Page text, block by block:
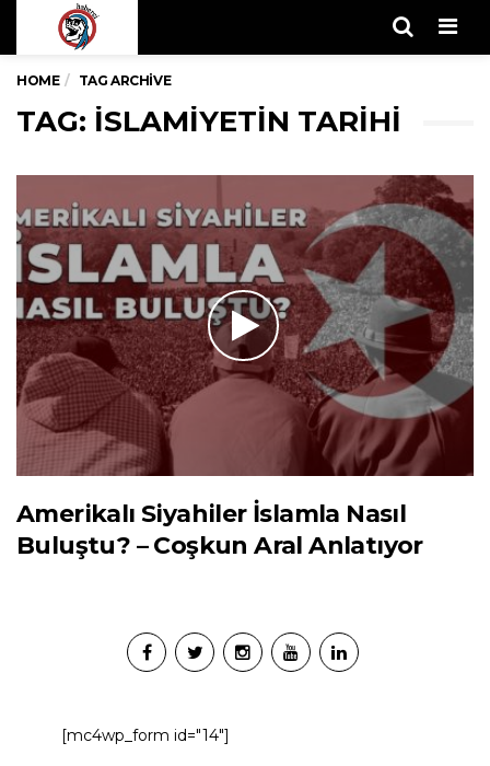
HOME TAG ARCHIVE
TAG: ISLAMIYETIN TARIHI
Amerikalı Siyahiler İslamla Nasıl
Buluştu? – Coşkun Aral Anlatıyor
[mc4wp_form id="14"]